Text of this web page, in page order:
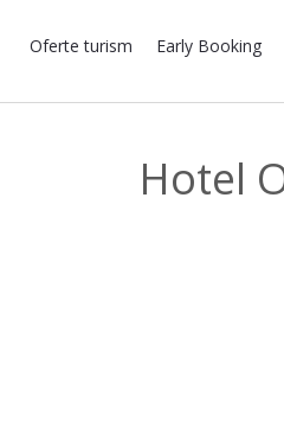
Oferte turism Early Booking
Hotel